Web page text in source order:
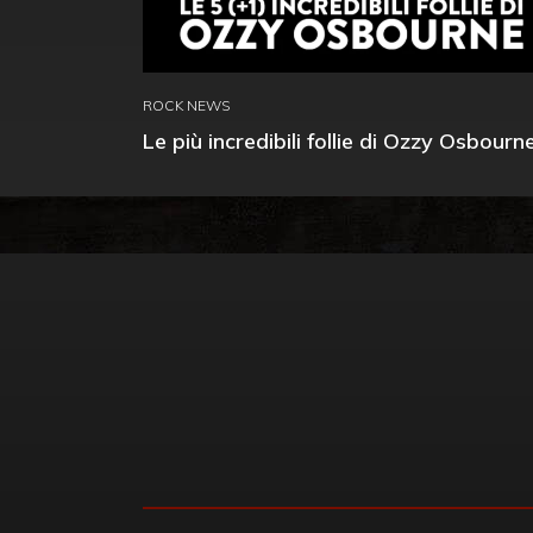
ROCK NEWS
Le più incredibili follie di Ozzy